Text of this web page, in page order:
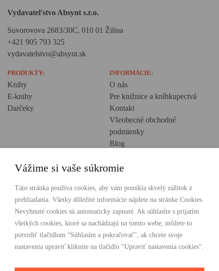
Vydavateľstvo Absynt s.r.o.
Suvorovova 2683/30C, 010 01 Žilina
+421 905 793 325
vydavatelstvo@absynt.sk
PRODUKTY:
Knihy
E-knihy
Darčeky
INFORMÁCIE:
O nás
Pre knižnice a kníhkupectvá
Kontakt
Všeobecné obchodné
podmienky
Blog
Creative Europe
POHODLNÉ NAKUPOVANIE
Odosielame ihneď nasledujúci pracovný deň
Doprava zdarma už od 49 €
Vážime si vaše súkromie
Táto stránka používa cookies, aby vám ponúkla skvelý zážitok z
prehliadania. Všetky dôležité informácie nájdete na stránke Cookies.
Nevyhnuté cookies sú automaticky zapnuté. Ak súhlasíte s prijatím
všetkých cookies, ktoré sa nachádzajú na tomto webe, môžete to
potvrdiť tlačidlom “Súhlasím a pokračovať", ak chcete svoje
nastavenia upraviť kliknite na tlačidlo “Upraviť nastavenia cookies".